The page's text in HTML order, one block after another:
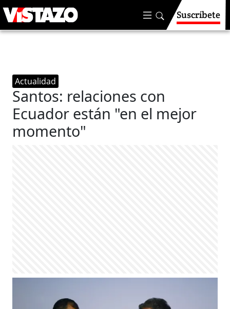
Suscríbete
Actualidad
Santos: relaciones con
Ecuador están "en el mejor
momento"